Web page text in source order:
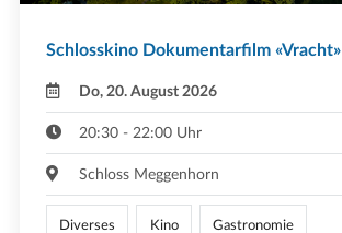
Schlosskino Dokumentarfilm «Vracht»
Do, 20. August 2026
20:30 - 22:00 Uhr
Schloss Meggenhorn
Diverses Kino Gastronomie